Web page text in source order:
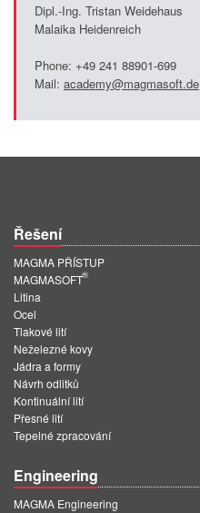
EN
TR
MAGMA China
MAGMA Korea
EN
Dipl.-Ing. Tristan Weidehaus
Malaika Heidenreich
Phone: +49 241 88901-699
Mail: academy@magmasoft.de
Řešení
MAGMA PŘÍSTUP
MAGMASOFT
®
Litina
Ocel
Tlakové lití
Neželezné kovy
Jádra a formy
Návrh odlitků
Kontinuální lití
Přesné lití
Tepelné zpracování
Engineering
MAGMA Engineering